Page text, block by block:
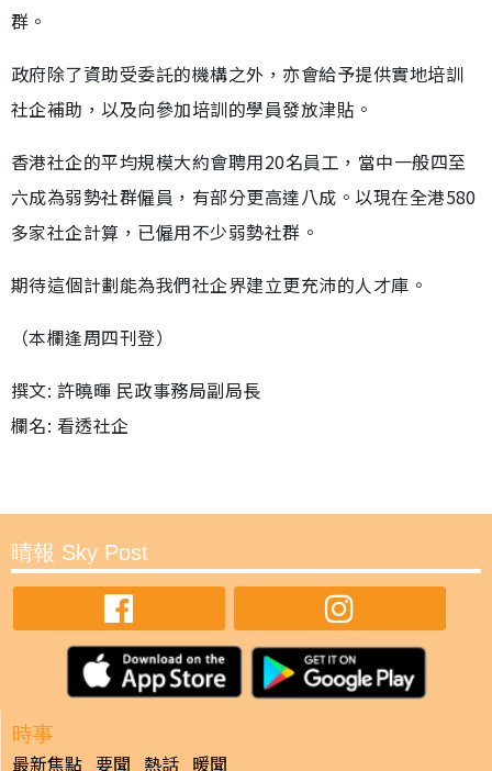
群。
政府除了資助受委託的機構之外，亦會給予提供實地培訓
社企補助，以及向參加培訓的學員發放津貼。
香港社企的平均規模大約會聘用20名員工，當中一般四至
六成為弱勢社群僱員，有部分更高達八成。以現在全港580
多家社企計算，已僱用不少弱勢社群。
期待這個計劃能為我們社企界建立更充沛的人才庫。
（本欄逢周四刊登）
撰文: 許曉暉 民政事務局副局長
欄名: 看透社企
晴報 Sky Post
時事
最新焦點 要聞 熱話 暖聞